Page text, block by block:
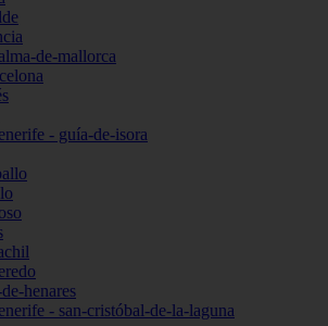
de-mallorca
- guía-de-isora
henares
- san-cristóbal-de-la-laguna